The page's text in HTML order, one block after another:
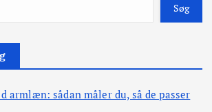
æ
Søg
armlæn: sådan måler du, så de passer